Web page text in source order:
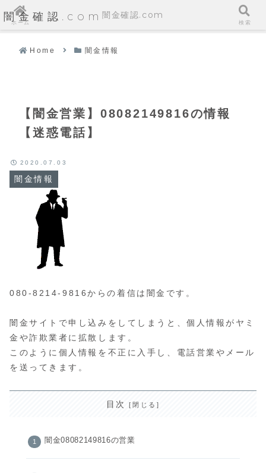
闇金確認.com
Home 闇金情報
【闇金営業】08082149816の情報
【迷惑電話】
闇金情報
2020.07.03
080-8214-9816からの着信は闇金です。
闇金サイトで申し込みをしてしまうと、個人情報がヤミ
金や詐欺業者に拡散します。
このように個人情報を不正に入手し、電話営業やメール
を送ってきます。
目次
闇金08082149816の営業
ホーム
闇金確認.com
検索